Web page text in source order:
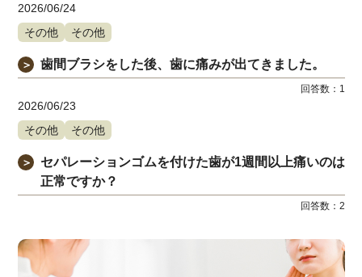
2026/06/24
その他
その他
＞ 歯間ブラシをした後、歯に痛みが出てきました。
回答数： 1
2026/06/23
その他
その他
＞
セパレーションゴムを付けた歯が1週間以上痛いのは
正常ですか？
回答数： 2